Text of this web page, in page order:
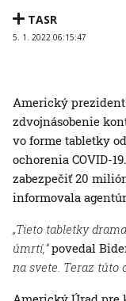
TASR
5. 1. 2022 06:15:47
Americký
zdvojnásobenie
vo forme tabletky
ochorenia COVID-
zabezpečiť 20
informovala
„Tieto tabletky
úmrtí,“povedal
na svete. Teraz túto